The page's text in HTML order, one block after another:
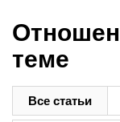
теме
Все статьи